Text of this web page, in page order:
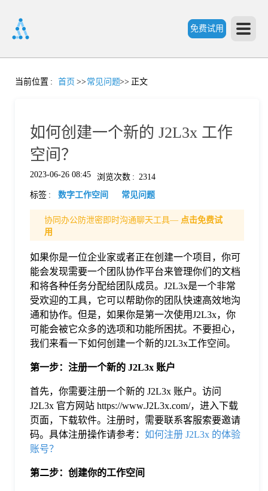
免费试用
首
价
格
常
见
问
题
当前位置 : 首页 >>常见问题>> 正文
如何创建一个新的 J2L3x 工作
空间？
2023-06-26 08:45 浏览次数 : 2314
标签 : 数字工作空间 常见问题
协同办公防泄密即时沟通聊天工具— 点击免费试
用
如果你是一位企业家或者正在创建一个项目，你可
能会发现需要一个团队协作平台来管理你们的文档
和将各种任务分配给团队成员。J2L3x是一个非常
受欢迎的工具，它可以帮助你的团队快速高效地沟
通和协作。但是，如果你是第一次使用J2L3x，你
可能会被它众多的选项和功能所困扰。不要担心，
我们来看一下如何创建一个新的J2L3x工作空间。
第一步：注册一个新的 J2L3x 账户
首先，你需要注册一个新的 J2L3x 账户。访问
J2L3x 官方网站 https://www.J2L3x.com/，进入下载
页面，下载软件。注册时，需要联系客服索要邀请
码。具体注册操作请参考： 如何注册 J2L3x 的体验
账号？
第二步：创建你的工作空间